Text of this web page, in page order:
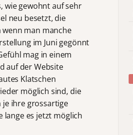
wie gewohnt auf sehr
neu besetzt, die
man manche
im Juni gegönnt
mag in einem
auf der Website
Klatschen
möglich sind, die
je ihre grossartige
lange es jetzt möglich